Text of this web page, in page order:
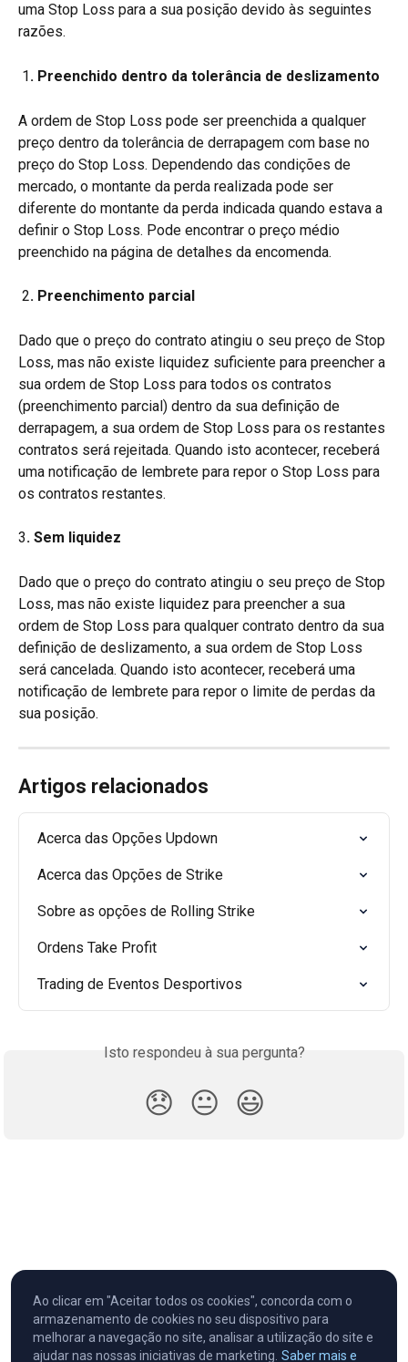
uma Stop Loss para a sua posição devido às seguintes
razões.
1. Preenchido dentro da tolerância de deslizamento
A ordem de Stop Loss pode ser preenchida a qualquer
preço dentro da tolerância de derrapagem com base no
preço do Stop Loss. Dependendo das condições de
mercado, o montante da perda realizada pode ser
diferente do montante da perda indicada quando estava a
definir o Stop Loss. Pode encontrar o preço médio
preenchido na página de detalhes da encomenda.
2. Preenchimento parcial
Dado que o preço do contrato atingiu o seu preço de Stop
Loss, mas não existe liquidez suficiente para preencher a
sua ordem de Stop Loss para todos os contratos
(preenchimento parcial) dentro da sua definição de
derrapagem, a sua ordem de Stop Loss para os restantes
contratos será rejeitada. Quando isto acontecer, receberá
uma notificação de lembrete para repor o Stop Loss para
os contratos restantes.
3. Sem liquidez
Dado que o preço do contrato atingiu o seu preço de Stop
Loss, mas não existe liquidez para preencher a sua
ordem de Stop Loss para qualquer contrato dentro da sua
definição de deslizamento, a sua ordem de Stop Loss
será cancelada. Quando isto acontecer, receberá uma
notificação de lembrete para repor o limite de perdas da
sua posição.
Artigos relacionados
Acerca das Opções Updown
Acerca das Opções de Strike
Sobre as opções de Rolling Strike
Ordens Take Profit
Trading de Eventos Desportivos
Isto respondeu à sua pergunta?
😞 😐 😃
Ao clicar em "Aceitar todos os cookies", concorda com o
armazenamento de cookies no seu dispositivo para
melhorar a navegação no site, analisar a utilização do site e
ajudar nas nossas iniciativas de marketing. Saber mais e